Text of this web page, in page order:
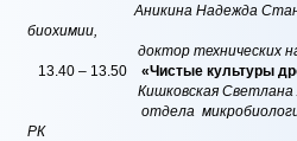
Аникина Надежда
биохимии,
доктор технических наук,
13.40 – 13.50 «Чистые культуры
Кишковская
отдела микробиологии,
РК